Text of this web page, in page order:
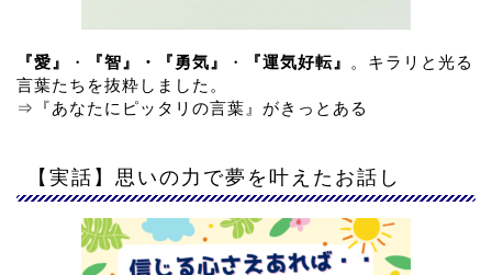
『愛』 ・ 『智』・『勇気』 ・ 『運気好転』
。キラリと光る
言葉たちを抜粋しました。
⇒
『あなたにピッタリの言葉』がきっとある
【実話】思いの力で夢を叶えたお話し